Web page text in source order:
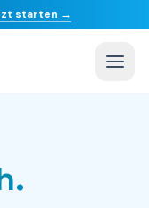
starten →